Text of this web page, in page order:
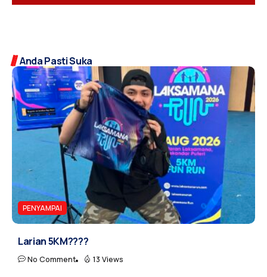
Anda Pasti Suka
PENYAMPAI
Larian 5KM????
No Comment 13 Views